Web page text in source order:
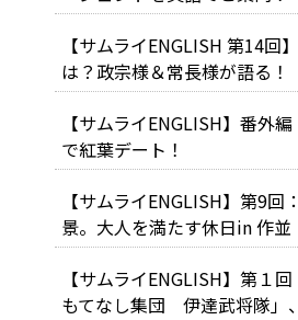
【サムライENGLISH 第14回
は？政宗様＆常長様が語る！
【サムライENGLISH】番外
で紅葉デート！
【サムライENGLISH】第9回
景。大人を満たす休日in 作並
【サムライENGLISH】第１
もてなし集団 伊達武将隊」